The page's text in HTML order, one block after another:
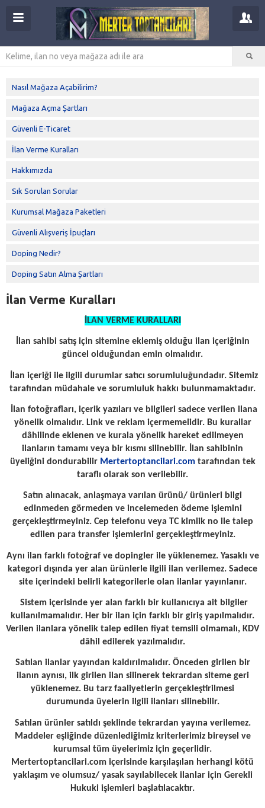
Nasıl Mağaza Açabilirim?
Mağaza Açma Şartları
Güvenli E-Ticaret
İlan Verme Kuralları
Hakkımızda
Sık Sorulan Sorular
Kurumsal Mağaza Paketleri
Güvenli Alışveriş İpuçları
Doping Nedir?
Doping Satın Alma Şartları
İlan Verme Kuralları
İLAN VERME KURALLARI
İlan sahibi satış için sitemine eklemiş olduğu ilan içeriğinin
güncel olduğundan emin olmalıdır.
İlan içeriği ile ilgili durumlar satıcı sorumluluğundadır. Sitemiz
tarafından müdahale ve sorumluluk hakkı bulunmamaktadır.
İlan fotoğrafları, içerik yazıları ve bilgileri sadece verilen ilana
yönelik olmalıdır. Link ve reklam içermemelidir. Bu kurallar
dâhilinde eklenen ve kurala yönelik hareket edilmeyen
ilanların tamamı veya bir kısmı silinebilir. İlan sahibinin
üyeliğini dondurabilir Mertertoptancilari.comtarafından tek
taraflı olarak son verilebilir.
Satın alınacak, anlaşmaya varılan ürünü/ ürünleri bilgi
edinmeden görmeden ve incelemeden ödeme işlemini
gerçekleştirmeyiniz. Cep telefonu veya TC kimlik no ile talep
edilen para transfer işlemlerini gerçekleştirmeyiniz.
Aynı ilan farklı fotoğraf ve dopingler ile yüklenemez. Yasaklı ve
kategori dışında yer alan ürünlerle ilgili ilan verilemez. Sadece
site içerindeki belirli kategorilerle olan ilanlar yayınlanır.
Sistem içerisinde yer alan farklı bir kullanıcıya ait bilgiler
kullanılmamalıdır. Her bir ilan için farklı bir giriş yapılmalıdır.
Verilen ilanlara yönelik talep edilen fiyat temsili olmamalı, KDV
dâhil edilerek yazılmalıdır.
Satılan ilanlar yayından kaldırılmalıdır. Önceden girilen bir
ilanın aynısı, ilk girilen ilan silinerek tekrardan siteme geri
yüklenemez. Bu tarz faaliyetlerin gerçekleştirilmesi
durumunda üyelerin ilgili ilanları silinebilir.
Satılan ürünler satıldı şeklinde tekrardan yayına verilemez.
Maddeler eşliğinde düzenlediğimiz kriterlerimiz bireysel ve
kurumsal tüm üyelerimiz için geçerlidir.
Mertertoptancilari.com içerisinde karşılaşılan herhangi kötü
yaklaşım ve olumsuz/ yasak sayılabilecek ilanlar için Gerekli
Hukuki işlemleri başlatılacaktır.